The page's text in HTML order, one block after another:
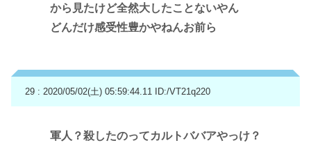
から見たけど全然大したことないやん
どんだけ感受性豊かやねんお前ら
29 : 2020/05/02(土) 05:59:44.11 ID:/VT21q220
軍人？殺したのってカルトババアやっけ？